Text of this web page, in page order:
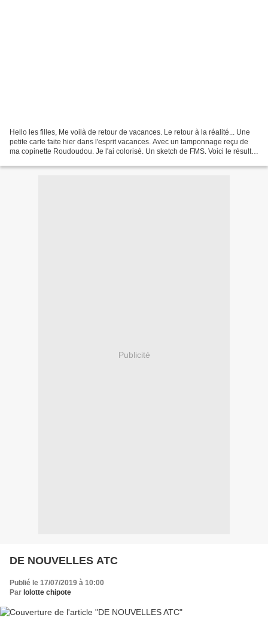
Hello les filles, Me voilà de retour de vacances. Le retour à la réalité... Une
petite carte faite hier dans l'esprit vacances. Avec un tamponnage reçu de
ma copinette Roudoudou. Je l'ai colorisé. Un sketch de FMS. Voici le résultat
Publicité
DE NOUVELLES ATC
Publié le 17/07/2019 à 10:00
Par lolotte chipote